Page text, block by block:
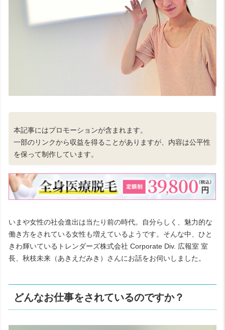
本記事にはプロモーションが含まれます。
一部のリンクから収益を得ることがありますが、内容は公平性
を保って制作しています。
いまや女性の社会進出は当たり前の時代。自分らしく、魅力的な
働き方をされている女性も増えているようです。そんな中、ひと
きわ輝いているトレンダーズ株式会社 Corporate Div. 広報室 室
長、秋枝未来（あきえだみき）さんにお話をお伺いしました。
どんなお仕事をされているのですか？